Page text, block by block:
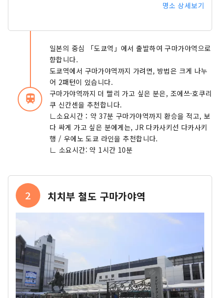
명소 상세보기
train
일본의 중심 「도쿄역」에서 출발하여 구마가야역으로
​​향합니다.
도쿄역에서 구마가야역까지 가려면, 방법은 크게 나누
어 2패턴이 있습니다.
구마가야역까지 더 빨리 가고 싶은 분은, 조에쓰·호쿠리
쿠 신칸센을 추천합니다.
∟소요시간：약 37분 구마가야역까지 환승을 적고, 보
다 싸게 가고 싶은 분에게는, JR 다카사키선 다카사키
행 / 우에노 도쿄 라인을 추천합니다.
∟ 소요시간: 약 1시간 10분
2 치치부 철도 구마가야역